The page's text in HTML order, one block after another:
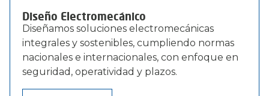
Diseño Electromecánico
Diseñamos soluciones electromecánicas
integrales y sostenibles, cumpliendo normas
nacionales e internacionales, con enfoque en
seguridad, operatividad y plazos.